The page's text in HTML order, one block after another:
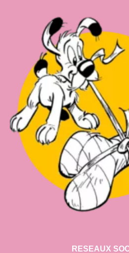
RESEAUX